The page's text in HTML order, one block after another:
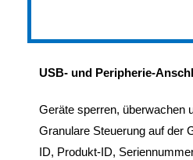
USB- und Peripherie-
Geräte sperren, überwachen
Granulare Steuerung auf der
ID, Produkt-ID,